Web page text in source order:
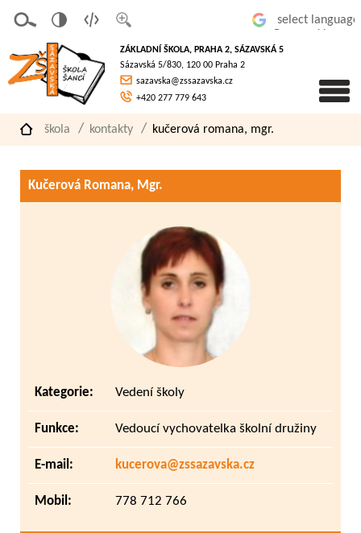
písmo
á
verze
pro
slaboz
raké
ZÁKLADNÍ ŠKOLA, PRAHA 2, SÁZAVSKÁ 5
Sázavská 5/830, 120 00 Praha 2
sazavska@zssazavska.cz
+420 277 779 643
škola kontakty kučerová romana, mgr.
Kučerová Romana, Mgr.
Kategorie: Vedení školy
Funkce: Vedoucí vychovatelka školní družiny
E-mail: kucerova@zssazavska.cz
Mobil: 778 712 766